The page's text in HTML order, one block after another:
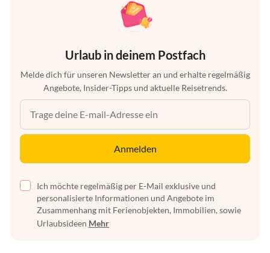
Urlaub in deinem Postfach
Melde dich für unseren Newsletter an und erhalte regelmäßig
Angebote, Insider-Tipps und aktuelle Reisetrends.
Anmelden
Ich möchte regelmäßig per E-Mail exklusive und
personalisierte Informationen und Angebote im
Zusammenhang mit Ferienobjekten, Immobilien, sowie
Urlaubsideen Mehr